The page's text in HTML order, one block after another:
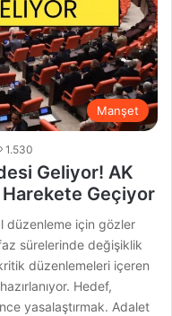
Manşet
1.530
Geliyor! AK
Harekete Geçiyor
düzenleme için gözler
sürelerinde değişiklik
düzenlemeleri içeren
Hedef,
yasalaştırmak. Adalet